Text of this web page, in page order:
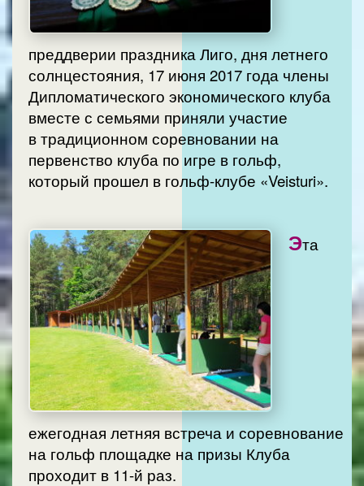
преддверии праздника Лиго, дня летнего
солнцестояния, 17 июня 2017 года члены
Дипломатического экономического клуба
вместе с семьями приняли участие
в традиционном соревновании на
первенство клуба по игре в гольф,
который прошел в гольф-клубе «Veisturi».
Эта
ежегодная летняя встреча и соревнование
на гольф площадке на призы Клуба
проходит в 11-й раз.